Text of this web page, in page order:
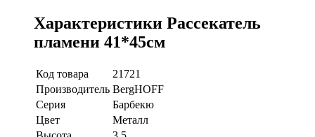
Характеристики Рассекатель
пламени 41*45см
Код товара
21721
Производитель BergHOFF
Серия
Барбекю
Цвет
Металл